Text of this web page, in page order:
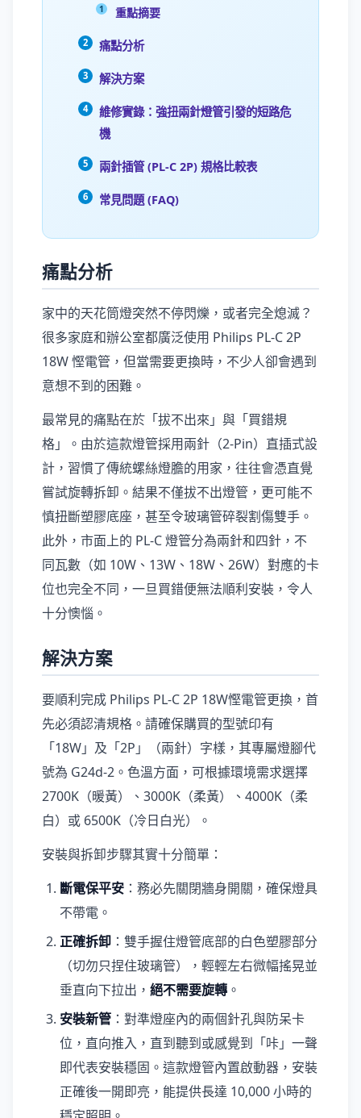
重點摘要
痛點分析
解決方案
維修實錄：強扭兩針燈管引發的短路危
機
兩針插管 (PL-C 2P) 規格比較表
常見問題 (FAQ)
痛點分析
家中的天花筒燈突然不停閃爍，或者完全熄滅？
很多家庭和辦公室都廣泛使用 Philips PL-C 2P
18W 慳電管，但當需要更換時，不少人卻會遇到
意想不到的困難。
最常見的痛點在於「拔不出來」與「買錯規
格」。由於這款燈管採用兩針（2-Pin）直插式設
計，習慣了傳統螺絲燈膽的用家，往往會憑直覺
嘗試旋轉拆卸。結果不僅拔不出燈管，更可能不
慎扭斷塑膠底座，甚至令玻璃管碎裂割傷雙手。
此外，市面上的 PL-C 燈管分為兩針和四針，不
同瓦數（如 10W、13W、18W、26W）對應的卡
位也完全不同，一旦買錯便無法順利安裝，令人
十分懊惱。
解決方案
要順利完成 Philips PL-C 2P 18W慳電管更換，首
先必須認清規格。請確保購買的型號印有
「18W」及「2P」（兩針）字樣，其專屬燈腳代
號為 G24d-2。色溫方面，可根據環境需求選擇
2700K（暖黃）、3000K（柔黃）、4000K（柔
白）或 6500K（冷日白光）。
安裝與拆卸步驟其實十分簡單：
斷電保平安 ：務必先關閉牆身開關，確保燈具
不帶電。
正確拆卸 ：雙手握住燈管底部的白色塑膠部分
（切勿只捏住玻璃管），輕輕左右微幅搖晃並
垂直向下拉出， 絕不需要旋轉 。
安裝新管 ：對準燈座內的兩個針孔與防呆卡
位，直向推入，直到聽到或感覺到「咔」一聲
即代表安裝穩固。這款燈管內置啟動器，安裝
正確後一開即亮，能提供長達 10,000 小時的